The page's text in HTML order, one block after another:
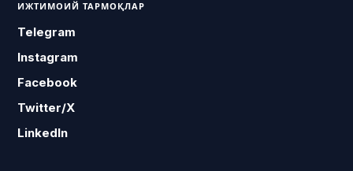
ИЖТИМОИЙ ТАРМОҚЛАР
Telegram
Instagram
Facebook
Twitter/X
LinkedIn